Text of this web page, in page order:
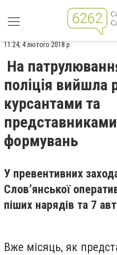
11:24, 4 лютого 2018 р.
На
поліція вийшла
курсантами та
формувань
У превентивних
Слов’янської
піших нарядів та 7
Вже місяць, як